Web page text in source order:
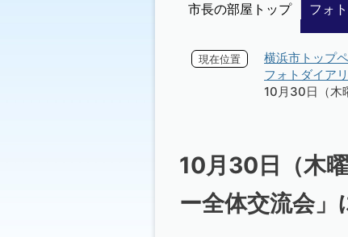
市長の部屋トップ フォ
現在位置 横浜市トップ
フォトダイア
10月30日（木
10月30日（木
ー全体交流会」